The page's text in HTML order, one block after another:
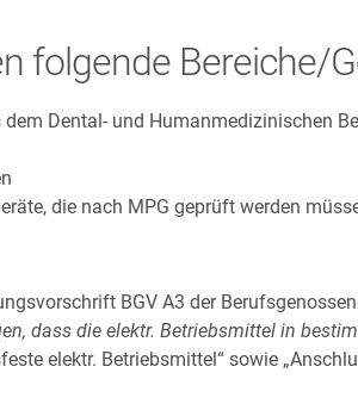
folgende Bereiche/
dem Dental- und Humanmedizinischen
die nach MPG geprüft werden
BGV A3 der
dass die elektr. Betriebsmittel in
elektr. Betriebsmittel“ sowie